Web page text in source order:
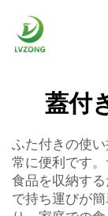
蓋付
ふた付きの使
常に便利です
食品を収納す
で持ち運びが